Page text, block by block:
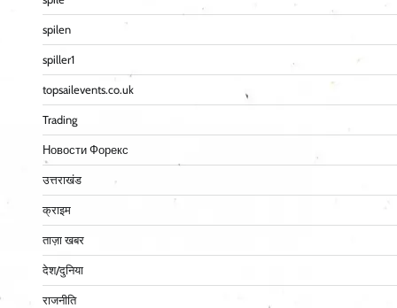
spilen
spiller1
topsailevents.co.uk
Trading
Новости Форекс
उत्तराखंड
क्राइम
ताज़ा खबर
देश/दुनिया
राजनीति